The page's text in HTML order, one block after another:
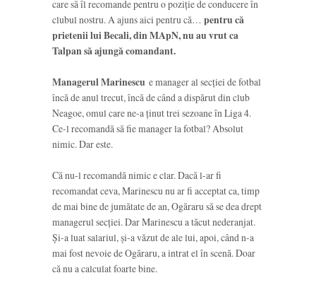
care să îl recomande pentru o poziție de conducere în
clubul nostru. A ajuns aici pentru că… pentru că
prietenii lui Becali, din MApN, nu au vrut ca
Talpan să ajungă comandant.
Managerul Marinescu e manager al secției de fotbal
încă de anul trecut, încă de când a dispărut din club
Neagoe, omul care ne-a ținut trei sezoane în Liga 4.
Ce-l recomandă să fie manager la fotbal? Absolut
nimic. Dar este.
Că nu-l recomandă nimic e clar. Dacă l-ar fi
recomandat ceva, Marinescu nu ar fi acceptat ca, timp
de mai bine de jumătate de an, Ogăraru să se dea drept
managerul secției. Dar Marinescu a tăcut nederanjat.
Și-a luat salariul, și-a văzut de ale lui, apoi, când n-a
mai fost nevoie de Ogăraru, a intrat el în scenă. Doar
că nu a calculat foarte bine.